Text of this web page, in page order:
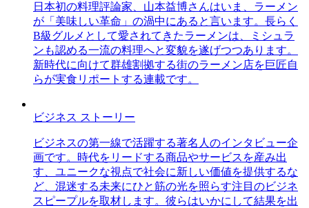
日本初の料理評論家、山本益博さんはいま、ラーメン
が「美味しい革命」の渦中にあると言います。長らく
B級グルメとして愛されてきたラーメンは、ミシュラ
ンも認める一流の料理へと変貌を遂げつつあります。
新時代に向けて群雄割拠する街のラーメン店を巨匠自
らが実食リポートする連載です。
ビジネス ストーリー
ビジネスの第一線で活躍する著名人のインタビュー企
画です。時代をリードする商品やサービスを産み出
す、ユニークな視点で社会に新しい価値を提供するな
ど、混迷する未来にひと筋の光を照らす注目のビジネ
スピープルを取材します。彼らはいかにして結果を出